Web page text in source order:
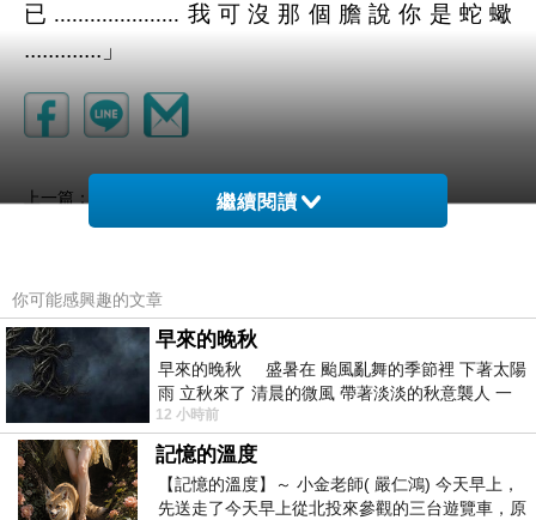
已.....................我可沒那個膽說你是蛇蠍
.............」
上一篇： 繼續閱讀
你可能感興趣的文章
早來的晚秋
早來的晚秋 盛暑在 颱風亂舞的季節裡 下著太陽
雨 立秋來了 清晨的微風 帶著淡淡的秋意襲人 一
下子 又被赤
12 小時前
記憶的溫度
【記憶的溫度】～ 小金老師( 嚴仁鴻) 今天早上，
先送走了今天早上從北投來參觀的三台遊覽車，原